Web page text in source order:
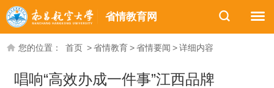
省情教育网
您的位置： 首页 >省情教育>省情要闻 >详细内容
唱响“高效办成一件事”江西品牌